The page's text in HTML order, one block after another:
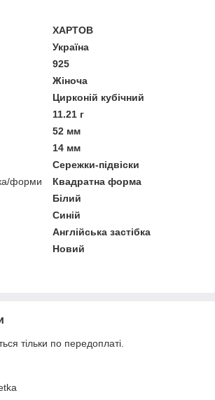
ХАРТОВ
Україна
925
Жіноча
Цирконій кубічний
11.21 г
52 мм
14 мм
Сережки-підвіски
форми
Квадратна форма
Білий
Синій
Англійська застібка
Новий
тільки по передоплаті.